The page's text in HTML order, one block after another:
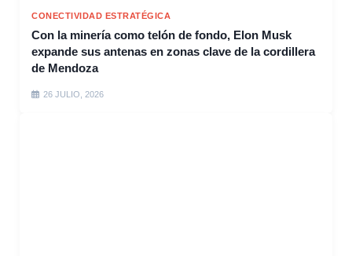
CONECTIVIDAD ESTRATÉGICA
Con la minería como telón de fondo, Elon Musk
expande sus antenas en zonas clave de la cordillera
de Mendoza
26 JULIO, 2026